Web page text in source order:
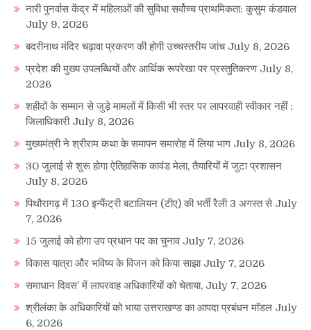
नारी पुनर्वास केंद्र में महिलाओं की सुविधा सर्वोच्च प्राथमिकता: कुसुम कंडवाल
July 9, 2026
बदरीनाथ मंदिर चढ़ावा प्रकरण की होगी उच्चस्तरीय जांच July 8, 2026
प्रदेश की मुख्य उपलब्धियों और आर्थिक रूपरेखा पर प्रस्तुतिकरण July 8,
2026
शहीदों के सम्मान से जुड़े मामलों में किसी भी स्तर पर लापरवाही स्वीकार नहीं :
जिलाधिकारी July 8, 2026
मुख्यमंत्री ने श्रीराम कथा के समापन समारोह में लिया भाग July 8, 2026
30 जुलाई से शुरू होगा ऐतिहासिक कावंड मेला, तैयारियों में जुटा प्रशासन
July 8, 2026
पिथौरागढ़ में 130 इन्फैंट्री बटालियन (टीए) की भर्ती रैली 3 अगस्त से July
7, 2026
15 जुलाई को होगा उप प्रधान पद का चुनाव July 7, 2026
विकास यात्रा और भविष्य के विजन को किया साझा July 7, 2026
समाधान दिवस’ में लापरवाह अधिकारियों को चेताया, July 7, 2026
श्रीलंका के अधिकारियों को भाया उत्तराखण्ड का आपदा प्रबंधन माॅडल July
6, 2026